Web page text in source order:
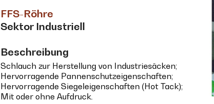
FFS-Röhre
Sektor Industriell
Beschreibung
Schlauch zur Herstellung von Industriesäcken;
Hervorragende Pannenschutzeigenschaften;
Hervorragende Siegeleigenschaften (Hot Tack);
Mit oder ohne Aufdruck.